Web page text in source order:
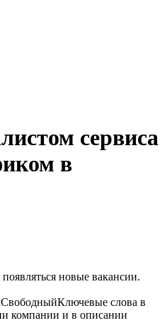
сервиса
в
новые вакансии.
СвободныйКлючевые слова в
компании и в описании